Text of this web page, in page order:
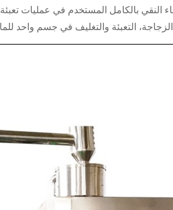
الزجاجة، التعبئة والتغليف في جسم واحد